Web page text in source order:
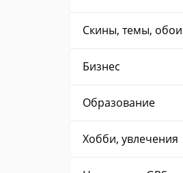
Скины, темы, обои
Бизнес
Образование
Хобби, увлечения